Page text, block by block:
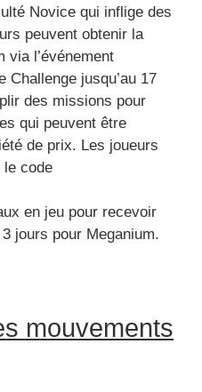
Novice qui inflige des
peuvent obtenir la
via l’événement
Challenge jusqu’au 17
des missions pour
qui peuvent être
de prix. Les joueurs
le code
en jeu pour recevoir
jours pour Meganium.
mouvements